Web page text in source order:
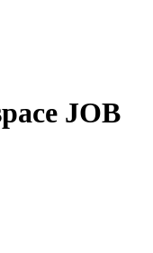
JOB